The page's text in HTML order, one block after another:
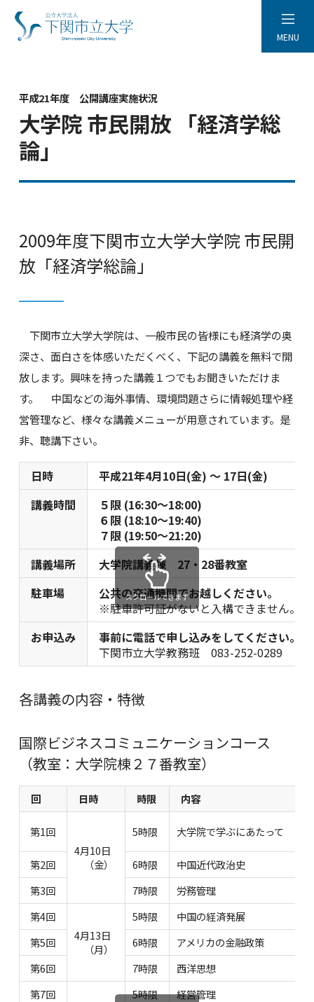
MENU
平成21年度 公開講座実施状況
大学院 市民開放 「経済学総
論」
2009年度下関市立大学大学院 市民開
放「経済学総論」
下関市立大学大学院は、一般市民の皆様にも経済学の奥
深さ、面白さを体感いただくべく、下記の講義を無料で開
放します。興味を持った講義１つでもお聞きいただけま
す。 中国などの海外事情、環境問題さらに情報処理や経
営管理など、様々な講義メニューが用意されています。是
非、聴講下さい。
日時
平成21年4月10日(金) ～ 17日(金)
講義時間
５限 (16:30～18:00)
６限 (18:10～19:40)
７限 (19:50～21:20)
講義場所
大学院講義棟 27・28番教室
駐車場
公共の交通機関でお越しください。
※駐車許可証がないと入構できません。
お申込み
事前に電話で申し込みをしてください。
下関市立大学教務班 083-252-0289
スクロールできます
各講義の内容・特徴
国際ビジネスコミュニケーションコース
（教室：大学院棟２７番教室）
回 日時 時限 内容
第1回
4月10日
（金）
5時限 大学院で学ぶにあたって
第2回 6時限
中国近代政治史
第3回
7時限
労務管理
第4回
4月13日
（月）
5時限
中国の経済発展
第5回
6時限
アメリカの金融政策
第6回
7時限
西洋思想
第7回
5時限
経営管理